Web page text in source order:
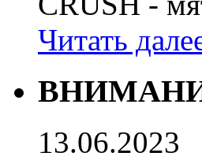
Читать
13.06.2023